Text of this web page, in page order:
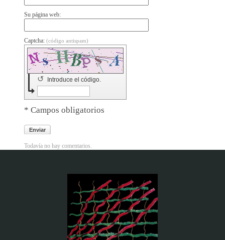
Su página web:
Captcha: (código antispam)
Introduce el código.
↺
* Campos obligatorios
Enviar
Todavía no hay comentarios.